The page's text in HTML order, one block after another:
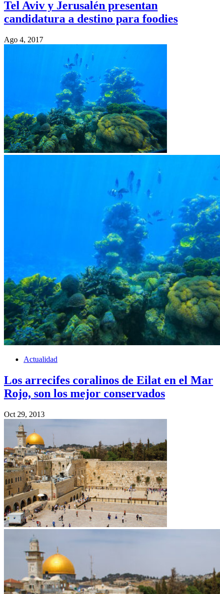
Tel Aviv y Jerusalén presentan
candidatura a destino para foodies
Ago 4, 2017
Actualidad
Los arrecifes coralinos de Eilat en el Mar
Rojo, son los mejor conservados
Oct 29, 2013